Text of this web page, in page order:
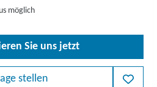
möglich
Sie uns jetzt
stellen